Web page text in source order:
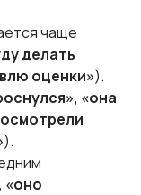
чаще
делать
оценки»).
«она
).
«оно